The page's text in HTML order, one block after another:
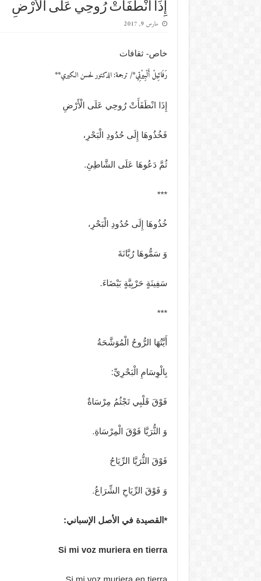
إِذَا انْطَفَأَتْ رُوحِي عَلَى الْأَرْضِ
مارس 9, 2017
خاص- ثقافات
رَفَائِيلْ أَلْبِيرْتِي*/ترجمة:الدكتور لحسن الكيري**
إِذَا انْطَفَأَتْ رُوحِي عَلَى الْأَرْضِ
فَخُذُوهَا إِلَى حُدُودِ الْبَحْرِ،
ثُمَّ دَعُوهَا عَلَى الشَّاطِئِ.
***
خُذُوهَا إِلَى حُدُودِ الْبَحْرِ،
وَ سَمُّوهَا رُبَّانَةَ
سَفِينَةٍ حَرْبِيَّةٍ بَيْضَاءَ.
***
أَيَّتُهَا الرُّوحُ الْمُوَشَّحَةُ
بِالْوِسَامِ الْبَحْرِيِّ:
فَوْقَ قَلْبِي تَجْثُمُ مِرْسَاةٌ
وَ الثُّرَيَّا فَوْقَ الْمِرْسَاةِ.
فَوْقَ الثُّرَيَّا الرِّيَاحُ
وَ فَوْقَ الرِّيَاحِ الشِّرَاعُ.
*القصيدة في الأصل الإسباني:
Si mi voz muriera en tierra